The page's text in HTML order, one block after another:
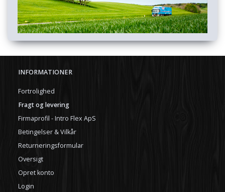
INFORMATIONER
Fortrolighed
Fragt og levering
Firmaprofil - Intro Flex ApS
Betingelser & Vilkår
Returneringsformular
Oversigt
Opret konto
Login